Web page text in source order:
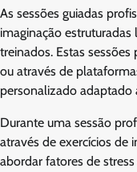
As sessões guiadas
imaginação
treinados. Estas
ou através de
personalizado adaptado
Durante uma sessão
através de exercícios de
abordar fatores de